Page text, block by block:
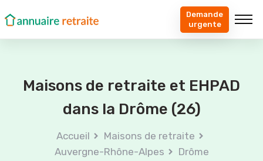
Demande
urgente
Maisons de retraite et EHPAD
dans la Drôme (26)
Accueil
Maisons de retraite
Auvergne-Rhône-Alpes
Drôme